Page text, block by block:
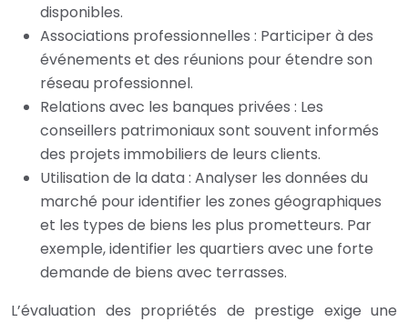
disponibles.
Associations professionnelles : Participer à des
événements et des réunions pour étendre son
réseau professionnel.
Relations avec les banques privées : Les
conseillers patrimoniaux sont souvent informés
des projets immobiliers de leurs clients.
Utilisation de la data : Analyser les données du
marché pour identifier les zones géographiques
et les types de biens les plus prometteurs. Par
exemple, identifier les quartiers avec une forte
demande de biens avec terrasses.
L’évaluation des propriétés de prestige exige une